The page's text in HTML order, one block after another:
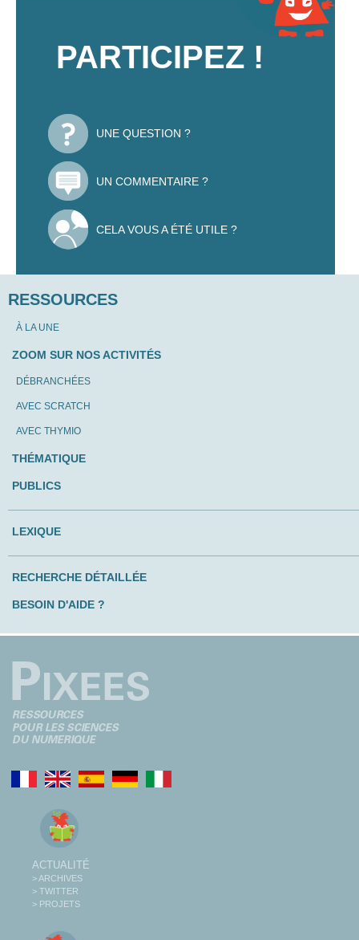
PARTICIPEZ !
UNE QUESTION ?
UN COMMENTAIRE ?
CELA VOUS A ÉTÉ UTILE ?
RESSOURCES
À LA UNE
ZOOM SUR NOS ACTIVITÉS
DÉBRANCHÉES
AVEC SCRATCH
AVEC THYMIO
THÉMATIQUE
PUBLICS
LEXIQUE
RECHERCHE DÉTAILLÉE
BESOIN D'AIDE ?
ACTUALITÉ
> ARCHIVES
> TWITTER
> PROJETS